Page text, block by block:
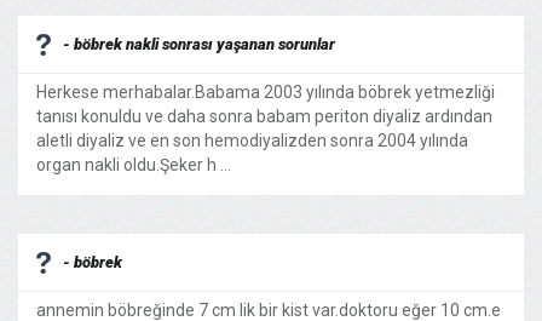
- böbrek nakli sonrası yaşanan sorunlar
Herkese merhabalar.Babama 2003 yılında böbrek yetmezliği
tanısı konuldu ve daha sonra babam periton diyaliz ardından
aletli diyaliz ve en son hemodiyalizden sonra 2004 yılında
organ nakli oldu.Şeker h ...
- böbrek
annemin böbreğinde 7 cm lik bir kist var.doktoru eğer 10 cm.e